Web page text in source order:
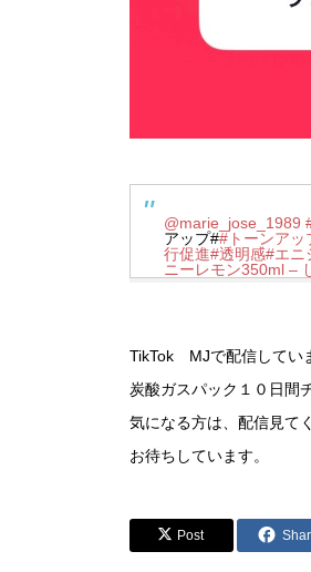
@marie_jose_1989
アップ##トーンアッ
行促進#透明感#エニ
ニーレモン350ml –
TikTok MJで配信してい
炭酸ガスパック１０日間
気になる方は、配信見て
お待ちしています。
Post